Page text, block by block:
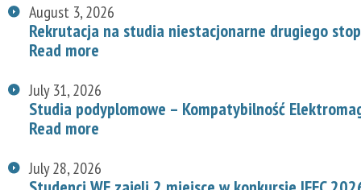
August 3, 2026
Rekrutacja na studia niestacjonarne drugiego
Read more
July 31, 2026
Studia podyplomowe – Kompatybilność
Read more
July 28, 2026